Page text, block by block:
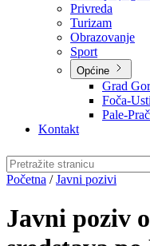
O kantonu
Simboli
Historija
Privreda
Turizam
Obrazovanje
Općine
Pale-
Kontakt
Početna/Javni pozivi